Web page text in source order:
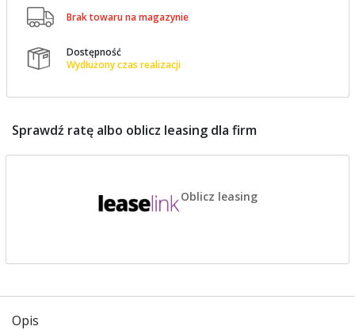
 Brak towaru na magazynie

Dostępność
Wydłużony czas realizacji
Sprawdź ratę albo oblicz leasing dla firm
Oblicz leasing
Opis